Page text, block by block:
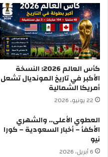
كأس العالم 2026: النسخة
الأكبر في تاريخ المونديال تشعل
أمريكا الشمالية
22 يونيو، 2026
العطوي الأعلى.. والشهري
الأكفأ – أخبار السعودية – كورا
نيو
6 أبريل، 2026